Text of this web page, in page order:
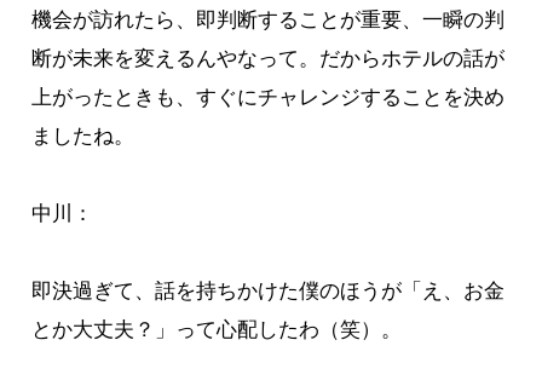
機会が訪れたら、即判断することが重要、一瞬の判
断が未来を変えるんやなって。だからホテルの話が
上がったときも、すぐにチャレンジすることを決め
ましたね。
中川：
即決過ぎて、話を持ちかけた僕のほうが「え、お金
とか大丈夫？」って心配したわ（笑）。